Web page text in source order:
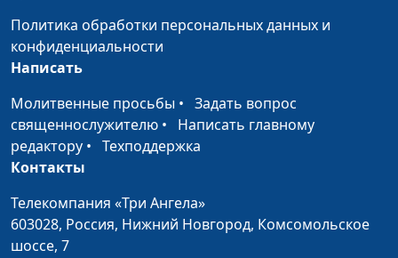
чего начать?
тренер, Евгений
Мария Вачева,
психолог; Сергей
Путь к благополучию.
Как жить не в кредит
психолог, бизнес-
тренер, Евгений
Политика обработки персональных данных и
конфиденциальности
Написать
Молитвенные просьбы • Задать вопрос
священнослужителю • Написать главному
редактору • Техподдержка
Контакты
Телекомпания «Три Ангела»
603028, Россия, Нижний Новгород, Комсомольское
шоссе, 7